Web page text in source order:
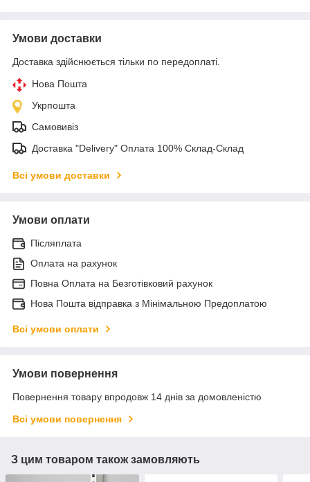
Умови доставки
Доставка здійснюється тільки по передоплаті.
Нова Пошта
Укрпошта
Самовивіз
Доставка "Delivery" Оплата 100% Склад-Склад
Всі умови доставки
Умови оплати
Післяплата
Оплата на рахунок
Повна Оплата на Безготівковий рахунок
Нова Пошта відправка з Мінімальною Предоплатою
Всі умови оплати
Умови повернення
Повернення товару впродовж 14 днів за домовленістю
Всі умови повернення
З цим товаром також замовляють